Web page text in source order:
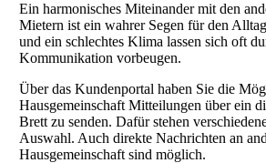
Ein harmonisches Miteinander mit den
Mietern ist ein wahrer Segen für den
und ein schlechtes Klima lassen sich oft
Kommunikation vorbeugen.
Über das Kundenportal haben Sie die
Hausgemeinschaft Mitteilungen über ein
Brett zu senden. Dafür stehen
Auswahl. Auch direkte Nachrichten an
Hausgemeinschaft sind möglich.